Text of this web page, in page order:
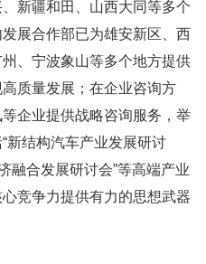
新疆和田、山西大同等多个
展合作部已为雄安新区、西
、宁波象山等多个地方提供
质量发展；在企业咨询方
企业提供战略咨询服务，举
新结构汽车产业发展研讨
融合发展研讨会”等高端产业
竞争力提供有力的思想武器